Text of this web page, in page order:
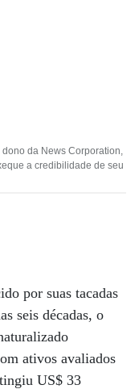
da News Corporation,
a credibilidade de seu
por suas tacadas
seis décadas, o
ativos avaliados
US$ 33